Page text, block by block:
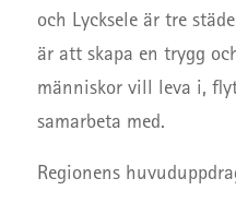
och Lycksele är tre
är att skapa en trygg
människor vill leva i,
samarbeta med.
Regionens